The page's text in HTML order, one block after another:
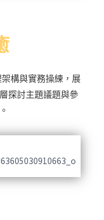
構與實務操練，展
探討主題議題與參